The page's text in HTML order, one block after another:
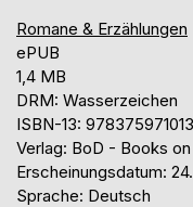
Romane & Erzählungen
ePUB
1,4 MB
DRM: Wasserzeichen
ISBN-13:
Verlag: BoD - Books
Erscheinungsdatum:
Sprache: Deutsch